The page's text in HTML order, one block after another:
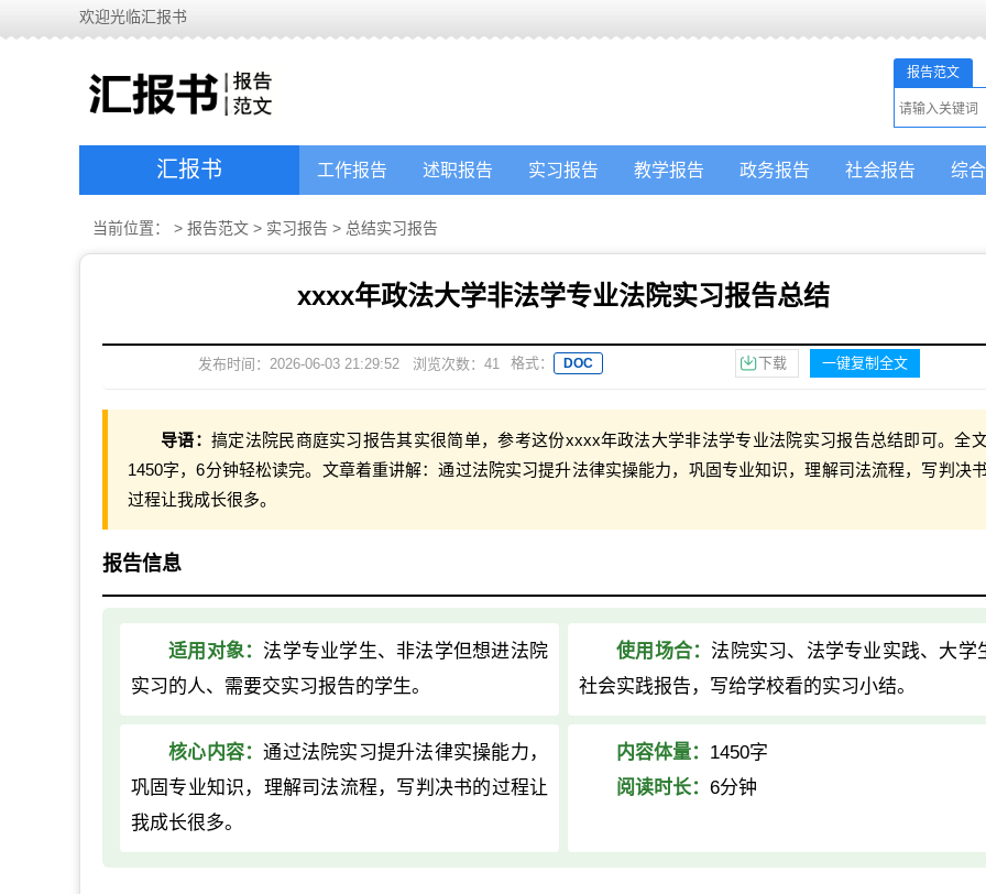
欢迎光临汇报书
报告范文
汇报书 工作报告 述职报告 实习报告 教学报告 政务报告 社会报告 综
当前位置： > 报告范文 > 实习报告 > 总结实习报告
xxxx年政法大学非法学专业法院实习报告总结
发布时间：2026-06-03 21:29:52 浏览次数： 41 格式： DOC 下载 一键复制全文
导语： 搞定法院民商庭实习报告其实很简单，参考这份xxxx年政法大学非法学专业法院实习报告总结即可。全
1450字，6分钟轻松读完。文章着重讲解：通过法院实习提升法律实操能力，巩固专业知识，理解司法流程，写判决
过程让我成长很多。
报告信息
适用对象： 法学专业学生、非法学但想进法院
实习的人、需要交实习报告的学生。
使用场合： 法院实习、法学专业实践、大学
社会实践报告，写给学校看的实习小结。
核心内容：通过法院实习提升法律实操能力，
巩固专业知识，理解司法流程，写判决书的过程让
我成长很多。
内容体量： 1450字
阅读时长： 6分钟